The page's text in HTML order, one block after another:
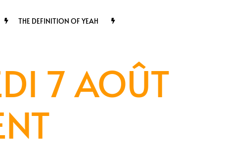
THE DEFINITION OF YEAH
7 AOÛT